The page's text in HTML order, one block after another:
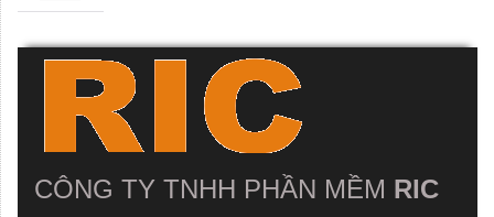
CÔNG TY TNHH PHẦN MỀM RIC